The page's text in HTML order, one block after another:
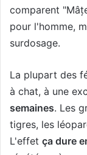
comparent
pour l'homme,
surdosage.
La plupart des
à chat, à une
semaines. Les
tigres, les
L'effet ça dure